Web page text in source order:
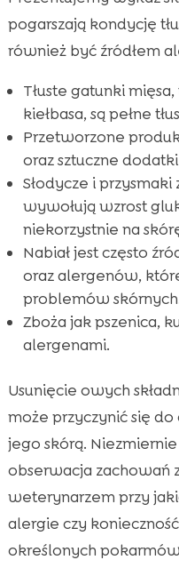
pogarszają kondycję
również być źródłem
Tłuste gatunki
kiełbasa, są pełne
Przetworzone
oraz sztuczne
Słodycze i
wywołują wzrost
niekorzystnie na
Nabiał jest często
oraz alergenów,
problemów
Zboża jak pszenica,
alergenami.
Usunięcie owych
może przyczynić się
jego skórą.
obserwacja zachowań
weterynarzem przy
alergie czy
określonych